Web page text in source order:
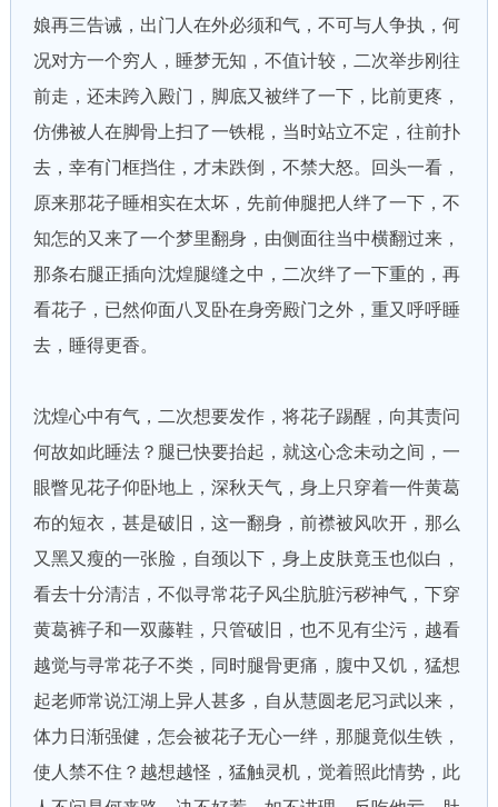
娘再三告诫，出门人在外必须和气，不可与人争执，何
况对方一个穷人，睡梦无知，不值计较，二次举步刚往
前走，还未跨入殿门，脚底又被绊了一下，比前更疼，
仿佛被人在脚骨上扫了一铁棍，当时站立不定，往前扑
去，幸有门框挡住，才未跌倒，不禁大怒。回头一看，
原来那花子睡相实在太坏，先前伸腿把人绊了一下，不
知怎的又来了一个梦里翻身，由侧面往当中横翻过来，
那条右腿正插向沈煌腿缝之中，二次绊了一下重的，再
看花子，已然仰面八叉卧在身旁殿门之外，重又呼呼睡
去，睡得更香。
沈煌心中有气，二次想要发作，将花子踢醒，向其责问
何故如此睡法？腿已快要抬起，就这心念未动之间，一
眼瞥见花子仰卧地上，深秋天气，身上只穿着一件黄葛
布的短衣，甚是破旧，这一翻身，前襟被风吹开，那么
又黑又瘦的一张脸，自颈以下，身上皮肤竟玉也似白，
看去十分清洁，不似寻常花子风尘肮脏污秽神气，下穿
黄葛裤子和一双藤鞋，只管破旧，也不见有尘污，越看
越觉与寻常花子不类，同时腿骨更痛，腹中又饥，猛想
起老师常说江湖上异人甚多，自从慧圆老尼习武以来，
体力日渐强健，怎会被花子无心一绊，那腿竟似生铁，
使人禁不住？越想越怪，猛触灵机，觉着照此情势，此